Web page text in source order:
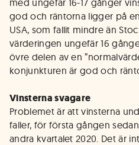
med ungefär 16-17 gånger
god och räntorna ligger på
USA, som fallit mindre än
värderingen ungefär 16
övre delen av en
konjunkturen är god och
Vinsterna svagare
Problemet är att vinsterna
faller, för första gången
andra kvartalet 2020. Det är